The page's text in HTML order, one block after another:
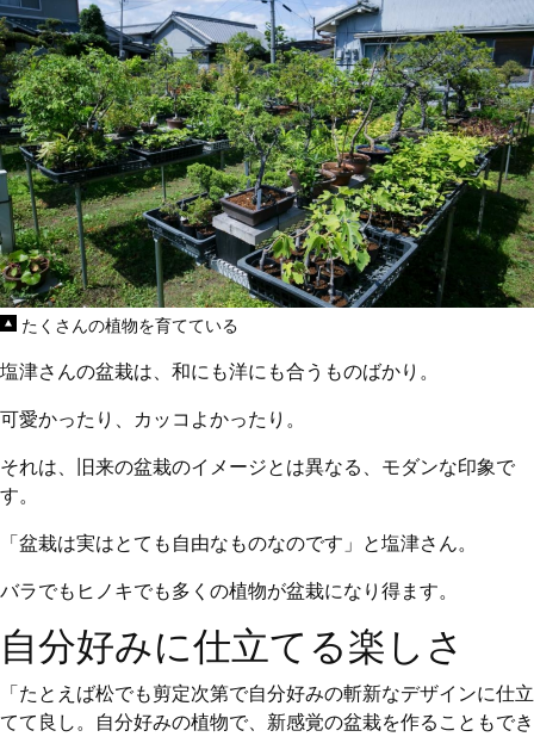
たくさんの植物を育てている
塩津さんの盆栽は、和にも洋にも合うものばかり。
可愛かったり、カッコよかったり。
それは、旧来の盆栽のイメージとは異なる、モダンな印象で
す。
「盆栽は実はとても自由なものなのです」と塩津さん。
バラでもヒノキでも多くの植物が盆栽になり得ます。
自分好みに仕立てる楽しさ
「たとえば松でも剪定次第で自分好みの斬新なデザインに仕立
てて良し。自分好みの植物で、新感覚の盆栽を作ることもでき